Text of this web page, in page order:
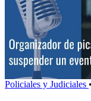
Policiales y Judiciales •